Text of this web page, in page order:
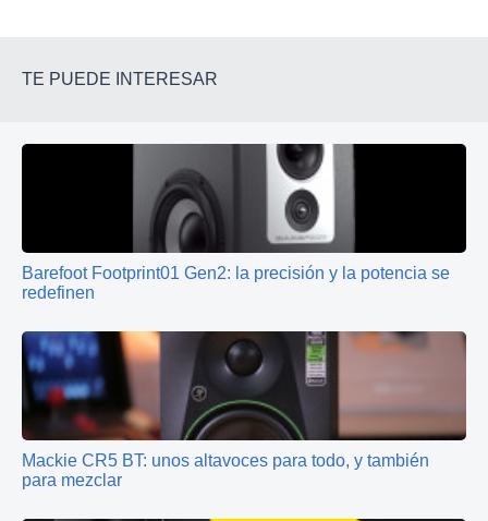
TE PUEDE INTERESAR
Barefoot Footprint01 Gen2: la precisión y la potencia se
redefinen
Mackie CR5 BT: unos altavoces para todo, y también
para mezclar